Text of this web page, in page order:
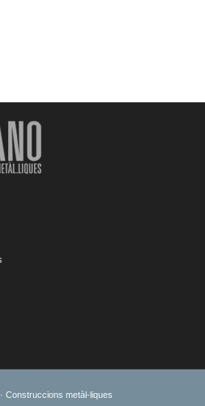
Construccions metàl-liques